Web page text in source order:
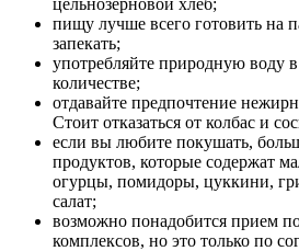
пищу лучше всего готовить на
запекать;
употребляйте природную воду
количестве;
отдавайте предпочтение
Стоит отказаться от колбас и
если вы любите покушать,
продуктов, которые содержат
огурцы, помидоры, цуккини,
салат;
возможно понадобится прием
комплексов, но это только по